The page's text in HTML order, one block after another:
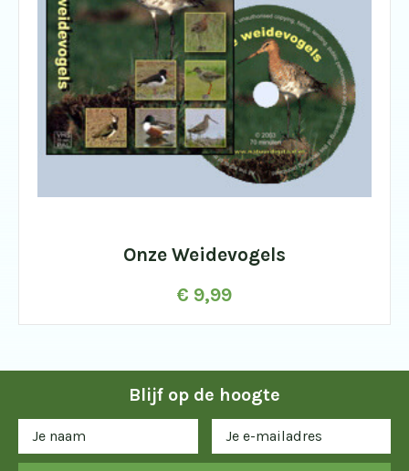
Onze Weidevogels
€ 9,99
Blijf op de hoogte